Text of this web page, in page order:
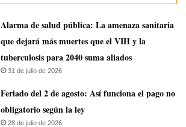
​Alarma de salud pública: La amenaza sanitaria
que dejará más muertes que el VIH y la
tuberculosis para 2040 suma aliados
31 de julio de 2026
Feriado del 2 de agosto: Así funciona el pago no
obligatorio según la ley
28 de julio de 2026